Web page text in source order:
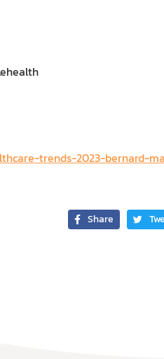
trends-2023-bernard-
Share